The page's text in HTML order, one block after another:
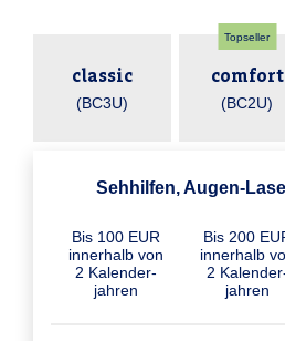
classic
(BC3U)
Topseller
comfort
(BC2U)
Sehhilfen, Augen-
Bis 100 EUR
inner­halb von
2 Kalender­
jahren
Bis 200
inner­halb
2
jahren